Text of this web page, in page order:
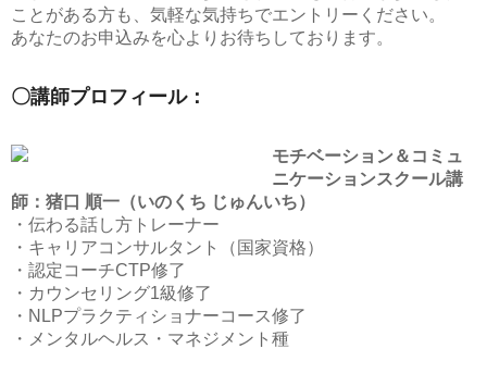
ことがある方も、気軽な気持ちでエントリーください。
あなたのお申込みを心よりお待ちしております。
〇講師プロフィール：
モチベーション＆コミュ
ニケーションスクール講
師：猪口 順一（いのくち じゅんいち）
・伝わる話し方トレーナー
・キャリアコンサルタント（国家資格）
・認定コーチCTP修了
・カウンセリング1級修了
・NLPプラクティショナーコース修了
・メンタルヘルス・マネジメント種